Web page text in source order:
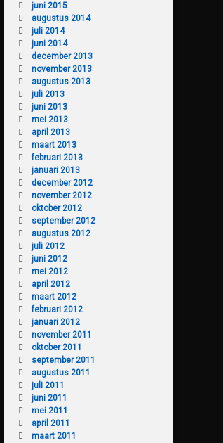
juni 2015
augustus 2014
juli 2014
juni 2014
december 2013
november 2013
augustus 2013
juli 2013
juni 2013
mei 2013
april 2013
maart 2013
februari 2013
januari 2013
december 2012
november 2012
oktober 2012
september 2012
augustus 2012
juli 2012
juni 2012
mei 2012
april 2012
maart 2012
februari 2012
januari 2012
november 2011
oktober 2011
september 2011
augustus 2011
juli 2011
juni 2011
mei 2011
april 2011
maart 2011